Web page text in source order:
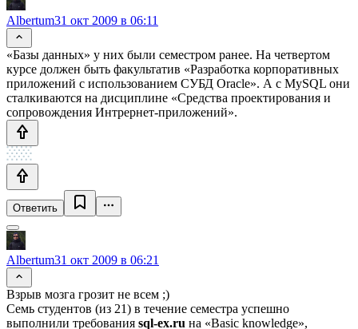
Albertum31 окт 2009 в 06:11
«Базы данных» у них были семестром ранее. На четвертом
курсе должен быть факультатив «Разработка корпоративных
приложений с использованием СУБД Oracle». А с MySQL они
сталкиваются на дисциплине «Средства проектирования и
сопровождения Интрернет-приложений».
Ответить
Albertum31 окт 2009 в 06:21
Взрыв мозга грозит не всем ;)
Семь студентов (из 21) в течение семестра успешно
выполнили требования sql-ex.ru на «Basic knowledge»,